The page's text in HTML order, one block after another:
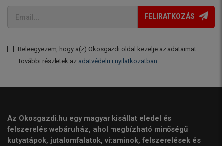
FELIRATKOZÁS
Beleegyezem, hogy a(z) Okosgazdi oldal kezelje az adataimat.
További részletek az adatvédelmi nyilatkozatban.
Az Okosgazdi.hu egy magyar kisállat eledel és
felszerelés webáruház, ahol megbízható minőségű
kutyatápok, jutalomfalatok, vitaminok, felszerelések és